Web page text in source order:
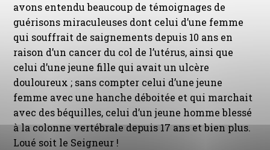
avons entendu beaucoup de témoignages de
guérisons miraculeuses dont celui d’une femme
qui souffrait de saignements depuis 10 ans en
raison d’un cancer du col de l’utérus, ainsi que
celui d’une jeune fille qui avait un ulcère
douloureux ; sans compter celui d’une jeune
femme avec une hanche déboitée et qui marchait
avec des béquilles, celui d’un jeune homme blessé
à la colonne vertébrale depuis 17 ans et bien plus.
Loué soit le Seigneur !